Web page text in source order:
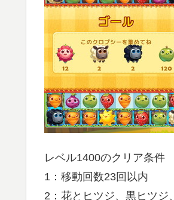
レベル1400のクリア条件
1：移動回数23回以内
2：花とヒツジ、黒ヒツジ